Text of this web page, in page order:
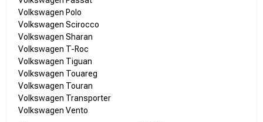
Volkswagen Polo
Volkswagen Scirocco
Volkswagen Sharan
Volkswagen T-Roc
Volkswagen Tiguan
Volkswagen Touareg
Volkswagen Touran
Volkswagen Transporter
Volkswagen Vento